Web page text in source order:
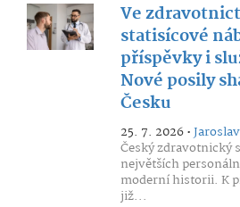
Ve
statisícové
příspěvky i
Nové posily
Česku
25. 7. 2026 •
Český zdravotnický
největších
moderní historii. K
již...